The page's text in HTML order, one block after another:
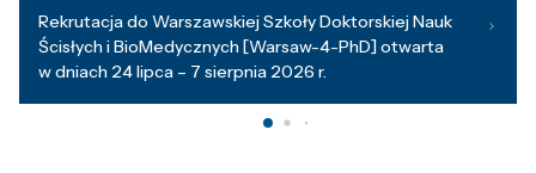
Rekrutacja do Warszawskiej Szkoły Doktorskiej Nauk
Ścisłych i BioMedycznych [Warsaw-4-PhD] otwarta
w dniach 24 lipca – 7 sierpnia 2026 r.